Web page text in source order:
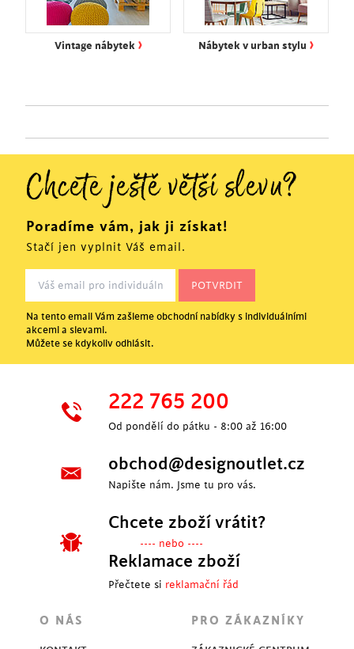
Vintage nábytek › Nábytek v urban stylu ›
Chcete ještě větší slevu?
Poradíme vám, jak ji získat!
Stačí jen vyplnit Váš email.
Na tento email Vám zašleme obchodní nabídky s individuálními
akcemi a slevami.
Můžete se kdykoliv odhlásit.
222 765 200
Od pondělí do pátku - 8:00 až 16:00
obchod@designoutlet.cz
Napište nám. Jsme tu pro vás.
Chcete zboží vrátit?
---- nebo ----
Reklamace zboží
Přečtete si reklamační řád
O NÁS PRO ZÁKAZNÍKY